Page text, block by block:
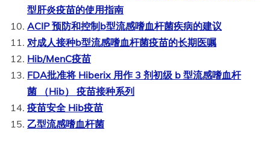
型肝炎疫苗的使用指南
ACIP 预防和控制b型流感嗜血杆菌疾病的建议
对成人接种b型流感嗜血杆菌疫苗的长期医嘱
Hib/MenC疫苗
FDA批准将 Hiberix 用作 3 剂初级 b 型流感嗜血杆
菌 （Hib） 疫苗接种系列
疫苗安全 Hib疫苗
乙型流感嗜血杆菌